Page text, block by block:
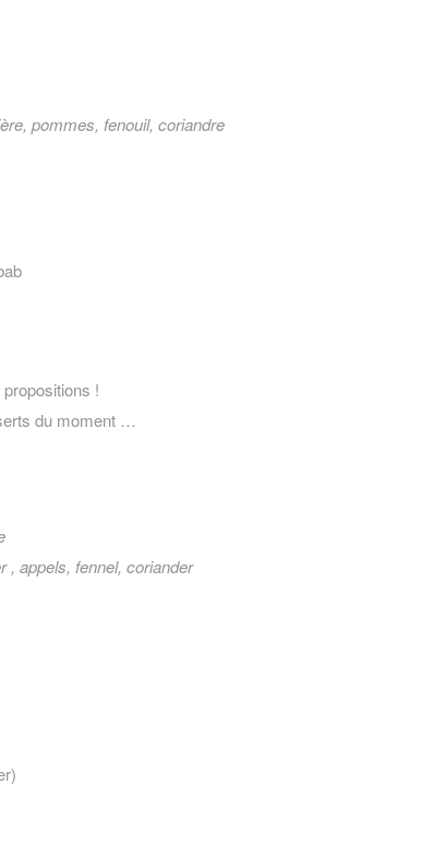
pommes, fenouil, coriandre
!
du moment …
, appels, fennel, coriander